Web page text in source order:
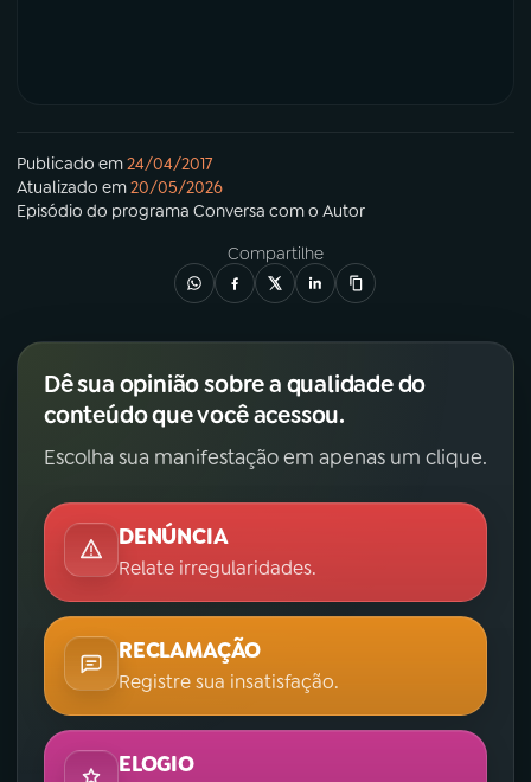
Publicado em24/04/2017
Atualizado em20/05/2026
Episódio do programa Conversa com o Autor
Compartilhe
Dê sua opinião sobre a qualidade do
conteúdo que você acessou.
Escolha sua manifestação em apenas um clique.
DENÚNCIA
Relate irregularidades.
RECLAMAÇÃO
Registre sua insatisfação.
ELOGIO